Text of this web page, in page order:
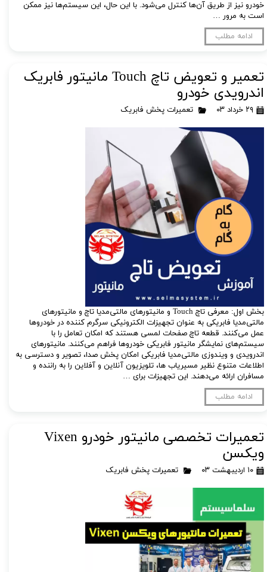
خودرو نیز از طریق آن‌ها کنترل می‌شود. با این حال، این سیستم‌ها نیز ممکن
است به مرور …
ادامه مطلب
تعمیر و تعویض تاچ Touch مانیتور فابریک
اندرویدی خودرو
۲۹ خرداد ۰۳ تعمیرات پخش فابریک
بخش اول: معرفی تاچ Touch و مانیتورهای مالتی‌مدیا تاچ و مانیتورهای
مالتی‌مدیا فابریکی به عنوان تجهیزات الکترونیکی سرگرم کننده در خودروها
عمل می‌کنند. قطعه تاچ صفحات لمسی هستند که امکان تعامل را با
سیستم‌های نمایشگر مانیتور فابریکی خودروها فراهم می‌کنند. مانیتورهای
اندرویدی و ویندوزی مالتی‌مدیا فابریکی امکان پخش صدا، تصویر و دسترسی به
اطلاعات متنوع نظیر مسیریاب ها، تلویزیون آنلاین و آفلاین را به راننده و
مسافران ارائه می‌دهند. این تجهیزات برای …
ادامه مطلب
تعمیرات تخصصی مانیتور خودرو Vixen
ویکسن
۱۰ اردیبهشت ۰۳ تعمیرات پخش فابریک